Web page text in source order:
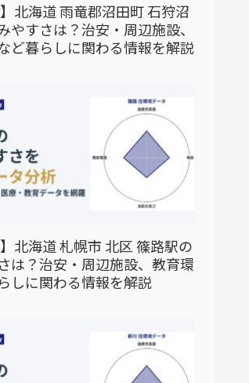
】北海道 雨竜郡沼田町 石狩沼
やすさは？治安・周辺施設、
ど暮らしに関わる情報を解説
】北海道 札幌市 北区 篠路駅の
は？治安・周辺施設、教育環
しに関わる情報を解説